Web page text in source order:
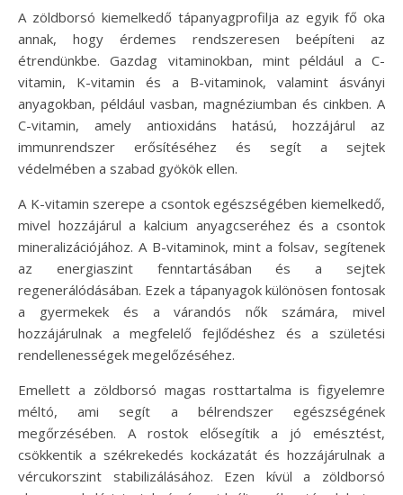
A zöldborsó kiemelkedő tápanyagprofilja az egyik fő oka
annak, hogy érdemes rendszeresen beépíteni az
étrendünkbe. Gazdag vitaminokban, mint például a C-
vitamin, K-vitamin és a B-vitaminok, valamint ásványi
anyagokban, például vasban, magnéziumban és cinkben. A
C-vitamin, amely antioxidáns hatású, hozzájárul az
immunrendszer erősítéséhez és segít a sejtek
védelmében a szabad gyökök ellen.
A K-vitamin szerepe a csontok egészségében kiemelkedő,
mivel hozzájárul a kalcium anyagcseréhez és a csontok
mineralizációjához. A B-vitaminok, mint a folsav, segítenek
az energiaszint fenntartásában és a sejtek
regenerálódásában. Ezek a tápanyagok különösen fontosak
a gyermekek és a várandós nők számára, mivel
hozzájárulnak a megfelelő fejlődéshez és a születési
rendellenességek megelőzéséhez.
Emellett a zöldborsó magas rosttartalma is figyelemre
méltó, ami segít a bélrendszer egészségének
megőrzésében. A rostok elősegítik a jó emésztést,
csökkentik a székrekedés kockázatát és hozzájárulnak a
vércukorszint stabilizálásához. Ezen kívül a zöldborsó